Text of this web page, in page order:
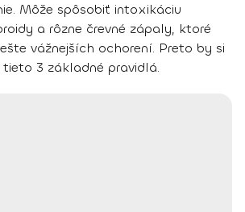
. Môže spôsobiť intoxikáciu
a rôzne črevné zápaly, ktoré
vážnejších ochorení. Preto by si
tieto 3 základné pravidlá.